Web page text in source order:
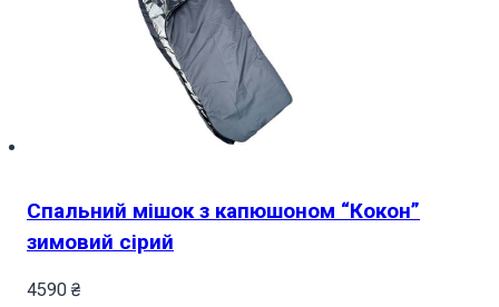
Спальний мішок з капюшоном “Кокон”
зимовий сірий
4590 ₴